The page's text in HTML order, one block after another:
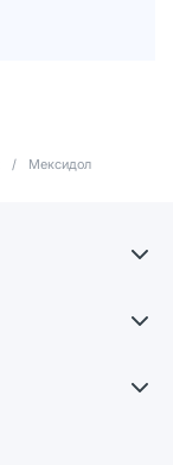
/ Мексидол